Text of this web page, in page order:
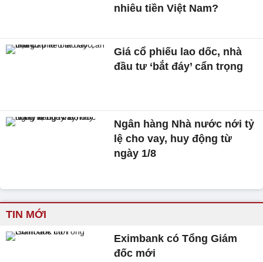
nhiêu tiền Việt Nam?
Giá cổ phiếu lao dốc, nhà
đầu tư ‘bắt đáy’ cẩn trọng
Ngân hàng Nhà nước nới tỷ
lệ cho vay, huy động từ
ngày 1/8
TIN MỚI
Eximbank có Tổng Giám
đốc mới